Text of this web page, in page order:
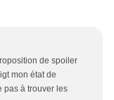
de spoiler
mon état de
pas à trouver les